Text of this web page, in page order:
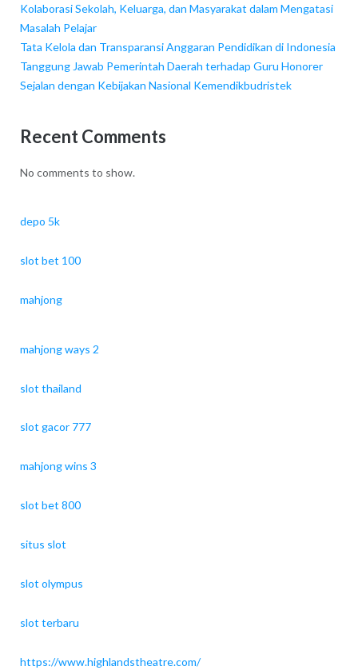
Kolaborasi Sekolah, Keluarga, dan Masyarakat dalam Mengatasi
Masalah Pelajar
Tata Kelola dan Transparansi Anggaran Pendidikan di Indonesia
Tanggung Jawab Pemerintah Daerah terhadap Guru Honorer
Sejalan dengan Kebijakan Nasional Kemendikbudristek
Recent Comments
No comments to show.
depo 5k
slot bet 100
mahjong
mahjong ways 2
slot thailand
slot gacor 777
mahjong wins 3
slot bet 800
situs slot
slot olympus
slot terbaru
https://www.highlandstheatre.com/